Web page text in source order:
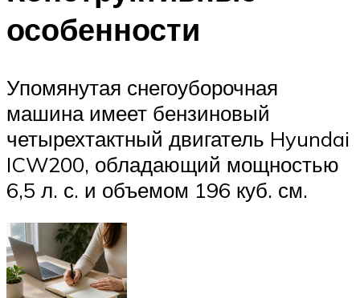
особенности
Упомянутая снегоуборочная
машина имеет бензиновый
четырехтактный двигатель Hyundai
ICW200, обладающий мощностью
6,5 л. с. и объемом 196 куб. см.